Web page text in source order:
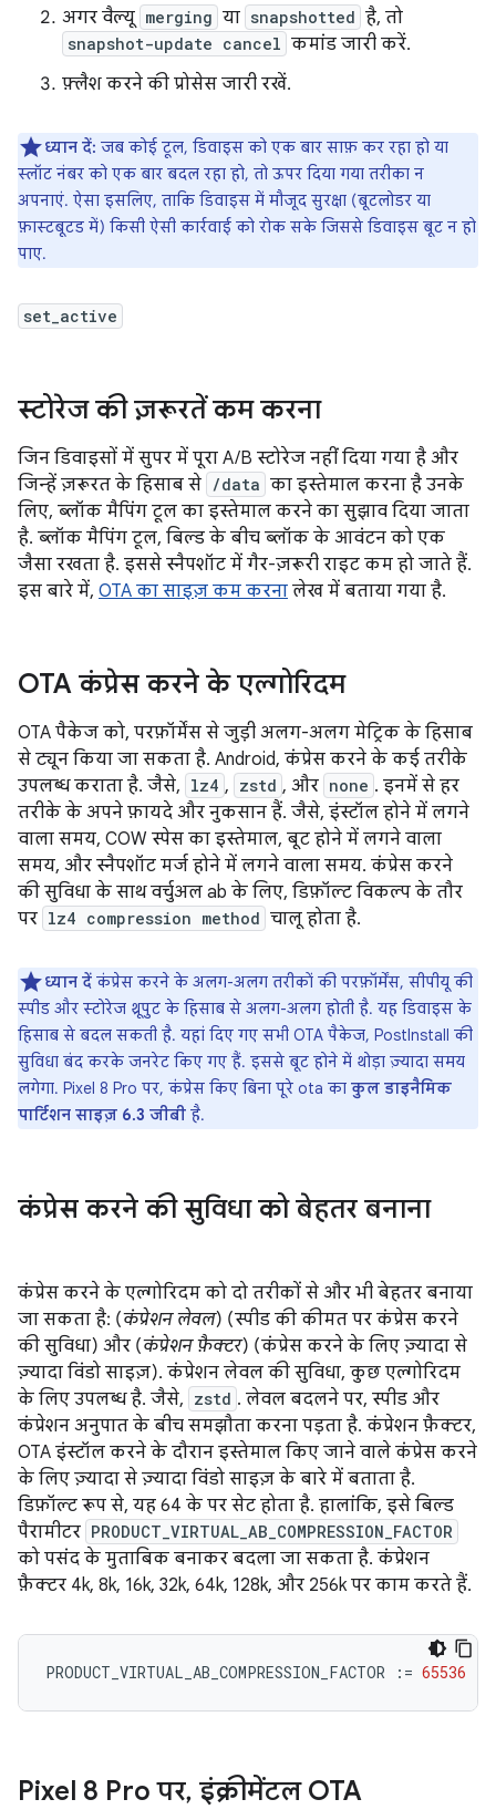
अगर वैल्यू merging या snapshotted है, तो
snapshot-update cancel कमांड जारी करें.
फ़्लैश करने की प्रोसेस जारी रखें.
ध्यान दें: जब कोई टूल, डिवाइस को एक बार साफ़ कर रहा हो या
स्लॉट नंबर को एक बार बदल रहा हो, तो ऊपर दिया गया तरीका न
अपनाएं. ऐसा इसलिए, ताकि डिवाइस में मौजूद सुरक्षा (बूटलोडर या
फ़ास्टबूटड में) किसी ऐसी कार्रवाई को रोक सके जिससे डिवाइस बूट न हो
पाए.
set_active
स्टोरेज की ज़रूरतें कम करना
जिन डिवाइसों में सुपर में पूरा A/B स्टोरेज नहीं दिया गया है और
जिन्हें ज़रूरत के हिसाब से /data का इस्तेमाल करना है उनके
लिए, ब्लॉक मैपिंग टूल का इस्तेमाल करने का सुझाव दिया जाता
है. ब्लॉक मैपिंग टूल, बिल्ड के बीच ब्लॉक के आवंटन को एक
जैसा रखता है. इससे स्नैपशॉट में गैर-ज़रूरी राइट कम हो जाते हैं.
इस बारे में, OTA का साइज़ कम करना लेख में बताया गया है.
OTA कंप्रेस करने के एल्गोरिदम
OTA पैकेज को, परफ़ॉर्मेंस से जुड़ी अलग-अलग मेट्रिक के हिसाब
से ट्यून किया जा सकता है. Android, कंप्रेस करने के कई तरीके
उपलब्ध कराता है. जैसे, lz4 , zstd , और none . इनमें से हर
तरीके के अपने फ़ायदे और नुकसान हैं. जैसे, इंस्टॉल होने में लगने
वाला समय, COW स्पेस का इस्तेमाल, बूट होने में लगने वाला
समय, और स्नैपशॉट मर्ज होने में लगने वाला समय. कंप्रेस करने
की सुविधा के साथ वर्चुअल ab के लिए, डिफ़ॉल्ट विकल्प के तौर
पर lz4 compression method चालू होता है.
ध्यान दें कंप्रेस करने के अलग-अलग तरीकों की परफ़ॉर्मेंस, सीपीयू की
स्पीड और स्टोरेज थ्रूपुट के हिसाब से अलग-अलग होती है. यह डिवाइस के
हिसाब से बदल सकती है. यहां दिए गए सभी OTA पैकेज, PostInstall की
सुविधा बंद करके जनरेट किए गए हैं. इससे बूट होने में थोड़ा ज़्यादा समय
लगेगा. Pixel 8 Pro पर, कंप्रेस किए बिना पूरे ota का कुल डाइनैमिक
पार्टिशन साइज़ 6.3 जीबी है.
कंप्रेस करने की सुविधा को बेहतर बनाना
कंप्रेस करने के एल्गोरिदम को दो तरीकों से और भी बेहतर बनाया
जा सकता है: (कंप्रेशन लेवल) (स्पीड की कीमत पर कंप्रेस करने
की सुविधा) और (कंप्रेशन फ़ैक्टर) (कंप्रेस करने के लिए ज़्यादा से
ज़्यादा विंडो साइज़). कंप्रेशन लेवल की सुविधा, कुछ एल्गोरिदम
के लिए उपलब्ध है. जैसे, zstd . लेवल बदलने पर, स्पीड और
कंप्रेशन अनुपात के बीच समझौता करना पड़ता है. कंप्रेशन फ़ैक्टर,
OTA इंस्टॉल करने के दौरान इस्तेमाल किए जाने वाले कंप्रेस करने
के लिए ज़्यादा से ज़्यादा विंडो साइज़ के बारे में बताता है.
डिफ़ॉल्ट रूप से, यह 64 के पर सेट होता है. हालांकि, इसे बिल्ड
पैरामीटर PRODUCT_VIRTUAL_AB_COMPRESSION_FACTOR
को पसंद के मुताबिक बनाकर बदला जा सकता है. कंप्रेशन
फ़ैक्टर 4k, 8k, 16k, 32k, 64k, 128k, और 256k पर काम करते हैं.
PRODUCT_VIRTUAL_AB_COMPRESSION_FACTOR := 65536
Pixel 8 Pro पर, इंक्रीमेंटल OTA